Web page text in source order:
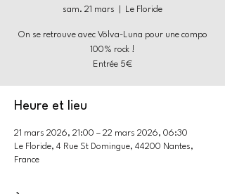
sam. 21 mars Le Floride
On se retrouve avec Völva-Luna pour une compo
100% rock !
Entrée 5€
Heure et lieu
21 mars 2026, 21:00 – 22 mars 2026, 06:30
Le Floride, 4 Rue St Domingue, 44200 Nantes,
France